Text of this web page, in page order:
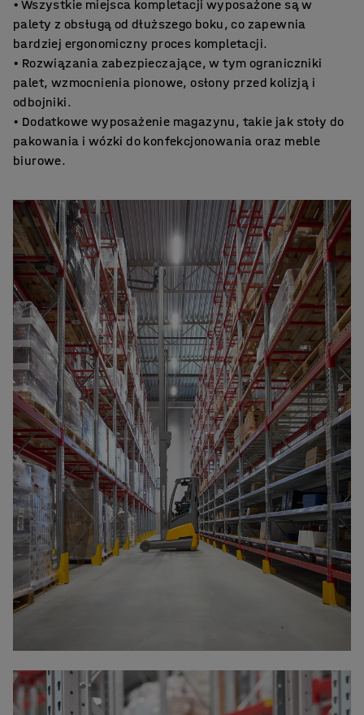
• Wszystkie miejsca kompletacji wyposażone są w
palety z obsługą od dłuższego boku, co zapewnia
bardziej ergonomiczny proces kompletacji.
• Rozwiązania zabezpieczające, w tym ograniczniki
palet, wzmocnienia pionowe, osłony przed kolizją i
odbojniki.
• Dodatkowe wyposażenie magazynu, takie jak stoły do
pakowania i wózki do konfekcjonowania oraz meble
biurowe.